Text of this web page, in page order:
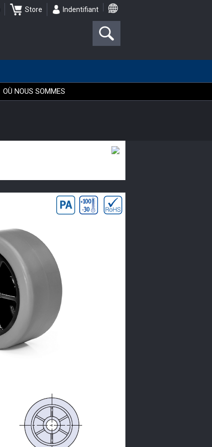
Indentifiant
Store
OÙ NOUS SOMMES